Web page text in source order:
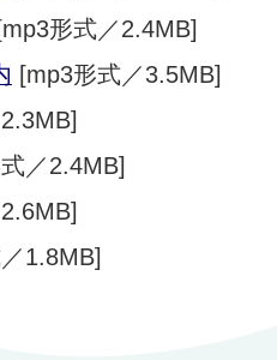
[mp3形式／2.4MB]
[mp3形式／3.5MB]
／2.4MB]
1.8MB]